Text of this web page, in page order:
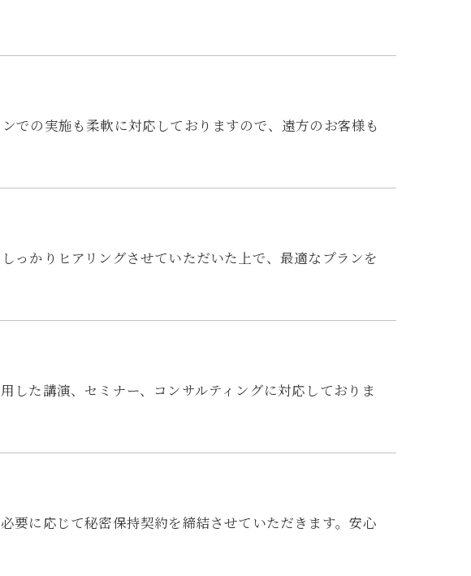
での実施も柔軟に対応しておりますので、遠方のお客様も
っかりヒアリングさせていただいた上で、最適なプランを
した講演、セミナー、コンサルティングに対応しておりま
要に応じて秘密保持契約を締結させていただきます。安心